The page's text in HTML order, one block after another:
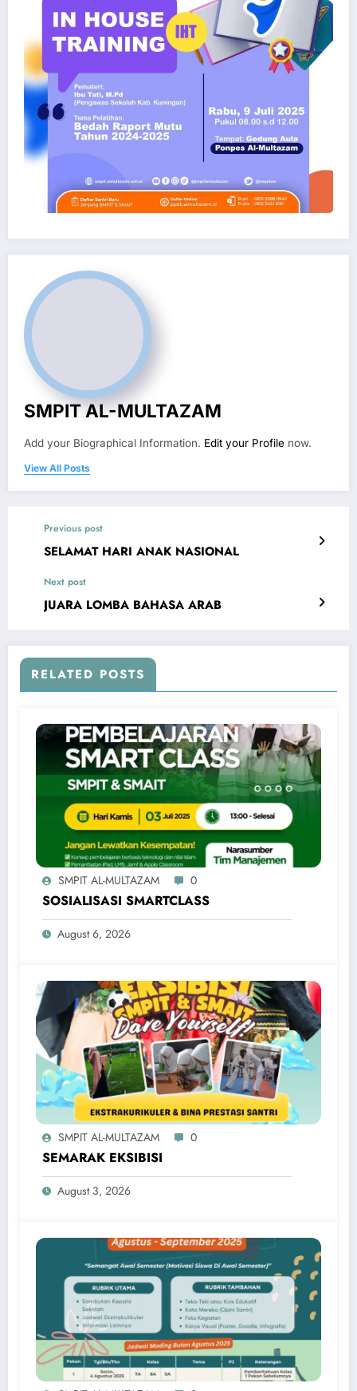
SMPIT AL-MULTAZAM
Add your Biographical Information. Edit your Profile now.
View All Posts
Previous post
SELAMAT HARI ANAK NASIONAL
Next post
JUARA LOMBA BAHASA ARAB
RELATED POSTS
SMPIT AL-MULTAZAM 0
SOSIALISASI SMARTCLASS
August 6, 2026
SMPIT AL-MULTAZAM 0
SEMARAK EKSIBISI
August 3, 2026